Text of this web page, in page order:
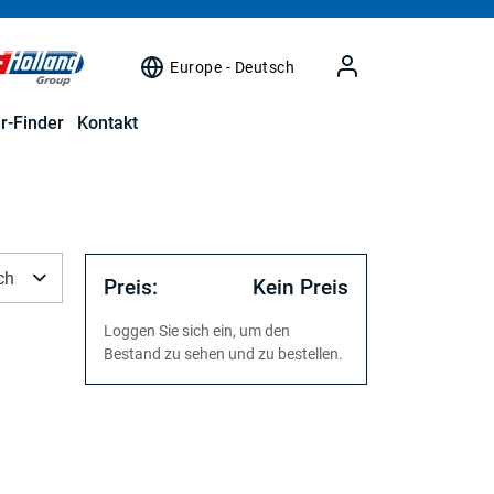
Europe - Deutsch
Finder Kontakt
Preis: Kein Preis
Loggen Sie sich ein, um den
Bestand zu sehen und zu bestellen.